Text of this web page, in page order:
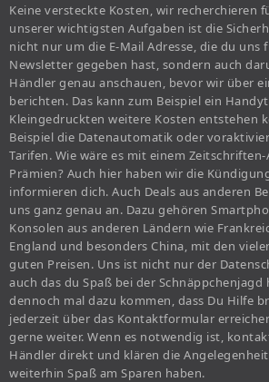
Keine versteckte Kosten, wir recherchieren
unserer wichtigsten Aufgaben ist die
nicht nur um die E-Mail Adresse, die du uns
Newsletter gegeben hast, sondern auch
Händler genau anschauen, bevor wir über
berichten. Das kann zum Beispiel ein
Kleingedruckten weitere Kosten entstehen
Beispiel die Datenautomatik oder
Tarifen. Wie wäre es mit einem
Prämien? Auch hier haben wir die
informieren dich. Auch Deals aus anderen
uns ganz genau an. Dazu gehören
Konsolen aus anderen Ländern wie
England und besonders China, mit den
guten Preisen. Uns ist nicht nur der
auch das du Spaß bei der Schnäppchenjagd
dennoch mal dazu kommen, dass Du Hilfe
jederzeit über das Kontaktformular
gerne weiter. Wenn es notwendig ist,
Händler direkt und klären die
weiterhin Spaß am Sparen haben.